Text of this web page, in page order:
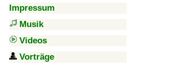
Impressum
Musik
Videos
Vorträge